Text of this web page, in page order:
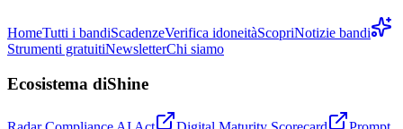
HomeTutti i bandiScadenzeVerifica idoneitàScopriNotizie bandi
Strumenti gratuitiNewsletterChi siamo
Ecosistema diShine